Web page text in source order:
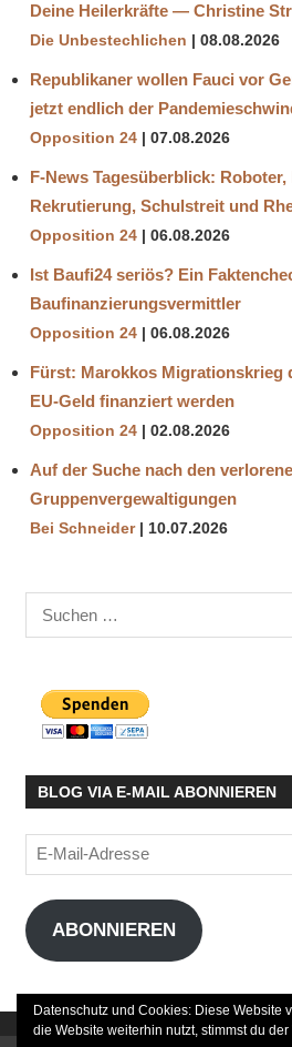
Deine Heilerkräfte — Christine
Die Unbestechlichen 08.08.2026
Republikaner wollen Fauci vor
jetzt endlich der
Opposition 24 07.08.2026
F-News Tagesüberblick:
Rekrutierung, Schulstreit und
Opposition 24 06.08.2026
Ist Baufi24 seriös? Ein
Baufinanzierungsvermittler
Opposition 24 06.08.2026
Fürst: Marokkos Migrationskrieg
EU-Geld finanziert werden
Opposition 24 02.08.2026
Auf der Suche nach den
Gruppenvergewaltigungen
Bei Schneider 10.07.2026
Suchen
nach:
BLOG VIA E-MAIL ABONNIEREN
E-
Mail-
Adresse
ABONNIEREN
Datenschutz und Cookies: Diese Website
die Website weiterhin nutzt, stimmst du